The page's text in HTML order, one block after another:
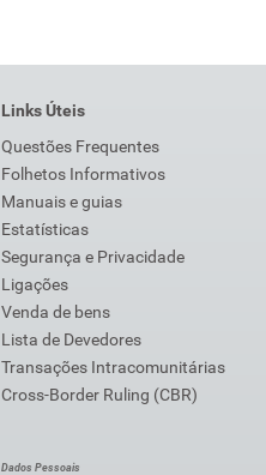
Links Úteis
Questões Frequentes
Folhetos Informativos
Manuais e guias
Estatísticas
Segurança e Privacidade
Ligações
Venda de bens
Lista de Devedores
Transações Intracomunitárias
Cross-Border Ruling (CBR)
Dados Pessoais